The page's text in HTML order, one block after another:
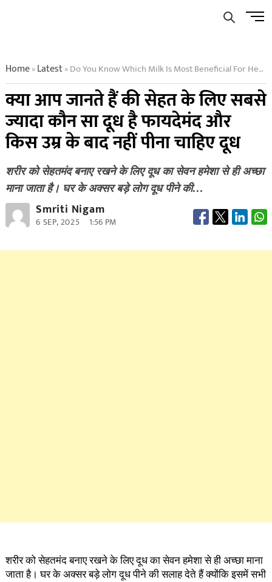
Menu
Home»Latest»Do You Know Which Milk Is Most Beneficial For Health And After What Age One Should Not Drink Milk
क्या आप जानते हैं की सेहत के लिए सबसे
ज्यादा कौन सा दूध है फायदेमंद और
किस उम्र के बाद नहीं पीना चाहिए दूध
शरीर को सेहतमंद बनाए रखने के लिए दूध का सेवन हमेशा से ही अच्छा
माना जाता है। घर के अक्सर बड़े लोग दूध पीने की…
Smriti Nigam
6 SEP, 2025 1:56 PM
शरीर को सेहतमंद बनाए रखने के लिए दूध का सेवन हमेशा से ही अच्छा माना
जाता है। घर के अक्सर बड़े लोग दूध पीने की सलाह देते हैं क्योंकि इसमें सभी